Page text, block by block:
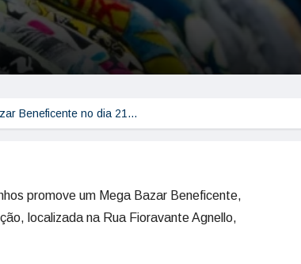
Beneficente no dia 21…
promove um Mega Bazar Beneficente,
localizada na Rua Fioravante Agnello,